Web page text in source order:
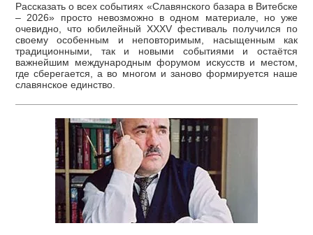
Рассказать о всех событиях «Славянского базара в Витебске
– 2026» просто невозможно в одном материале, но уже
очевидно, что юбилейный XXXV фестиваль получился по
своему особенным и неповторимым, насыщенным как
традиционными, так и новыми событиями и остаётся
важнейшим международным форумом искусств и местом,
где сберегается, а во многом и заново формируется наше
славянское единство.